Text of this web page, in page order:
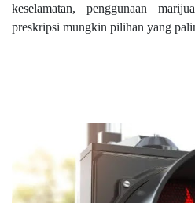
keselamatan, penggunaan
preskripsi mungkin pilihan yang